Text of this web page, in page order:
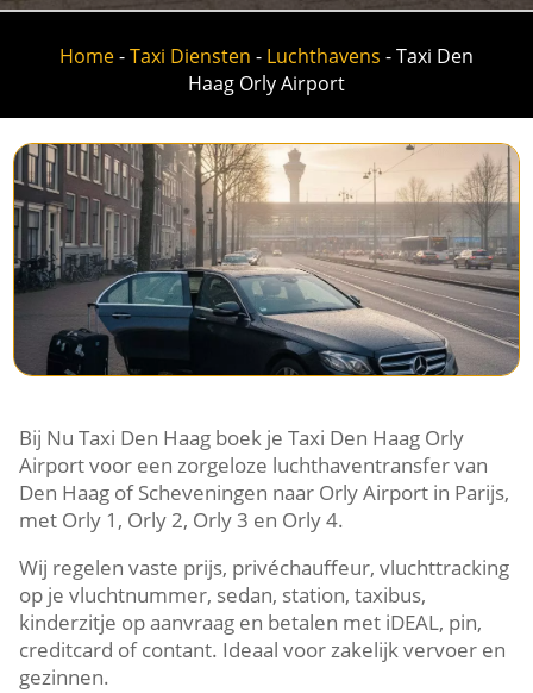
Home-Taxi Diensten - Luchthavens -Taxi Den
Haag Orly Airport
Bij Nu Taxi Den Haag boek je Taxi Den Haag Orly
Airport voor een zorgeloze luchthaventransfer van
Den Haag of Scheveningen naar Orly Airport in Parijs,
met Orly 1, Orly 2, Orly 3 en Orly 4.
Wij regelen vaste prijs, privéchauffeur, vluchttracking
op je vluchtnummer, sedan, station, taxibus,
kinderzitje op aanvraag en betalen met iDEAL, pin,
creditcard of contant. Ideaal voor zakelijk vervoer en
gezinnen.